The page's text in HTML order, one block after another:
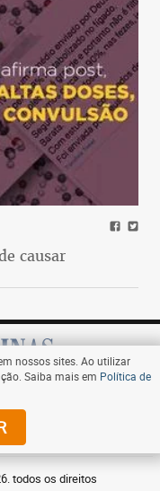
causar
todos os direitos
nossos sites. Ao utilizar
Saiba mais em Política de